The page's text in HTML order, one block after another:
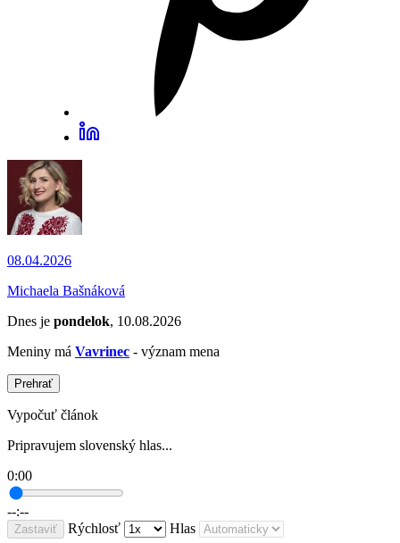
08.04.2026
Michaela Bašnáková
Dnes je pondelok, 10.08.2026
Meniny má Vavrinec - význam mena
Prehrať
Vypočuť článok
Pripravujem slovenský hlas...
0:00
--:--
Zastaviť Rýchlosť Hlas